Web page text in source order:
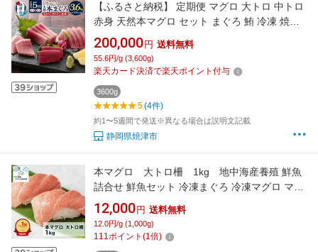
【ふるさと納税】 定期便 マグロ 大トロ 中トロ
赤身 天然本マグロ セット まぐろ 鮪 冷凍 焼津
半年間お届けコース【定期便5回連続/隔月選べ
る】 b200-036 b200-037
200,000 円 送料無料
55.6円/g (3,600g)
楽天カード決済で楽天ポイント付与
3600g
5(4件)
約1〜5週間で発送※異なる場合は説明文記載
静岡県焼津市
本マグロ 大トロ柵 1kg 地中海産養殖 鮮魚
詰合せ 鮮魚セット 冷凍まぐろ 冷凍マグロ マグ
ロ まぐろ 鮪 直送 冷凍 まぐろ刺身 魚 切り身 骨
抜き 骨なし 刺身 さしみ お刺身 海鮮 海鮮丼 海
鮮丼の具 手巻き寿司 ネタ グルメ お取り寄せ お
12,000 円 送料無料
12.0円/g (1,000g)
111ポイント (1倍)